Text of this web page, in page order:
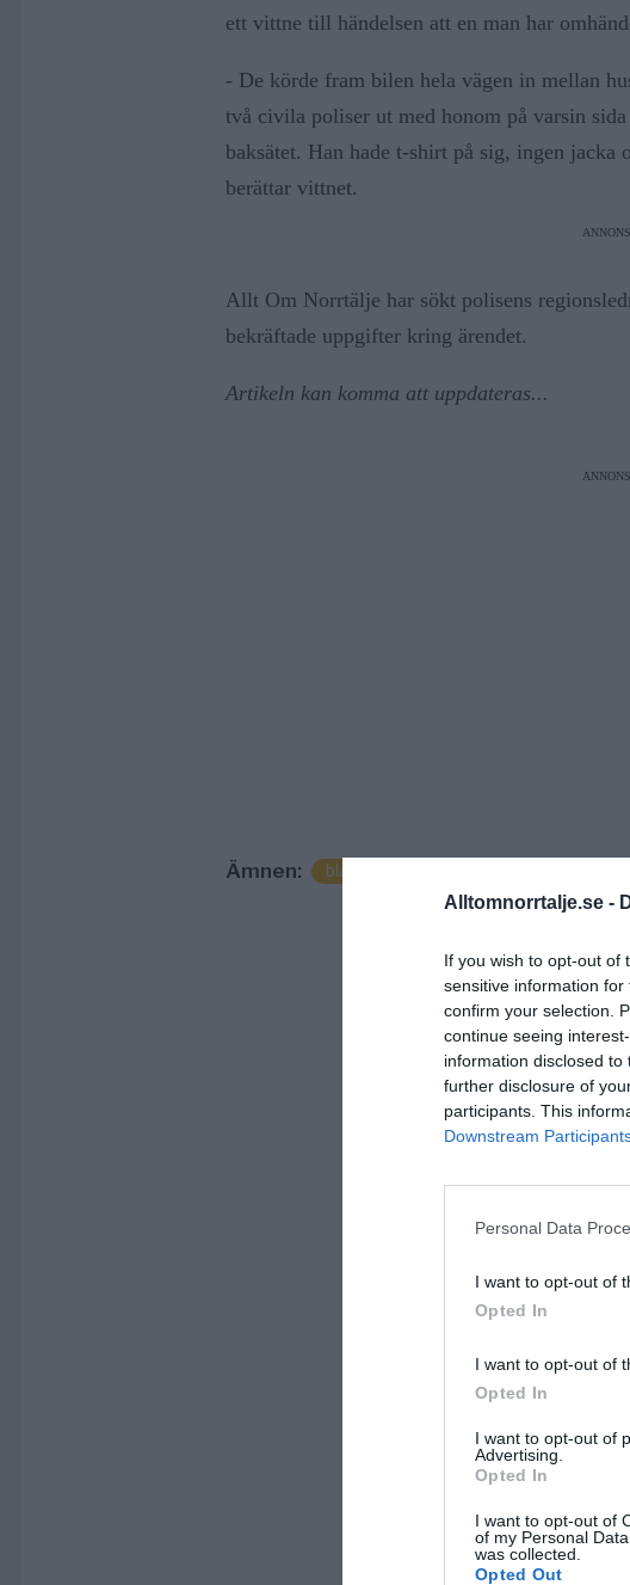
Alltomnorrtalje.se -
If you wish to opt-out of
sensitive information
confirm your selection.
continue seeing
information disclosed
further disclosure of
participants. This
Downstream
Personal Data
I want to opt-out of
Opted In
I want to opt-out of
Opted In
I want to opt-out of
Advertising.
Opted In
I want to opt-out of
of my Personal
was collected.
Opted Out
ett vittne till händelsen att en man har
- De körde fram bilen hela vägen in mellan
två civila poliser ut med honom på varsin
baksätet. Han hade t-shirt på sig, ingen jacka
berättar vittnet.
ANNONS
Allt Om Norrtälje har sökt polisens
bekräftade uppgifter kring ärendet.
Artikeln kan komma att uppdateras...
ANNONS
Ämnen: blåljus